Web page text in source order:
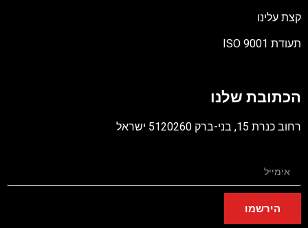
קצת עלינו
תעודת ISO 9001
PDF
הכתובת שלנו
רחוב כנרת 15, בני-ברק 5120260 ישראל
הירשמו